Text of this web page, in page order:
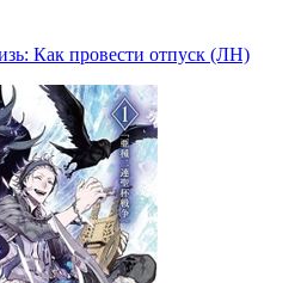
Как провести отпуск (ЛН)